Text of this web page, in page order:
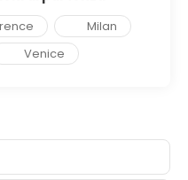
Milan
Venice